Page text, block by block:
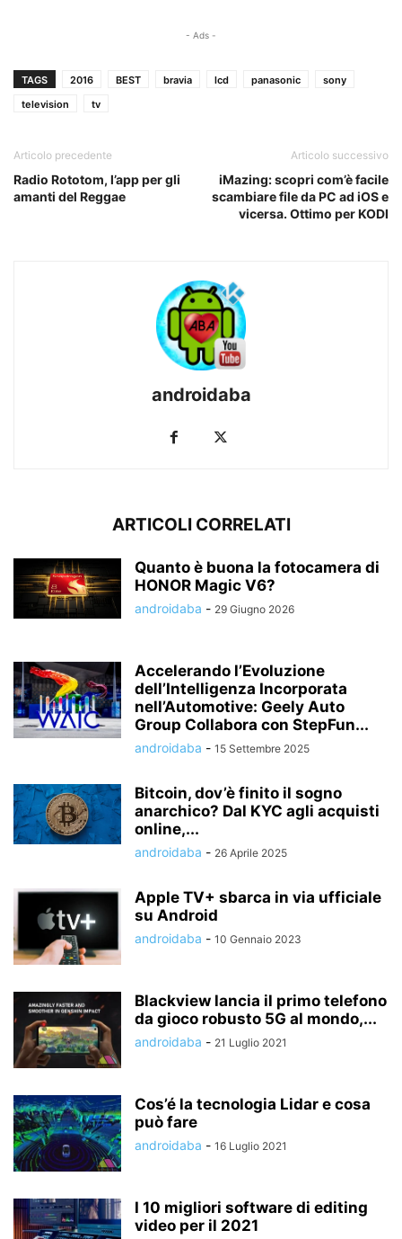
- Ads -
TAGS 2016 BEST bravia lcd panasonic
sony
television
tv
Articolo precedente
Radio Rototom, l’app per gli
amanti del Reggae
Articolo successivo
iMazing: scopri com’è facile
scambiare file da PC ad iOS e
vicersa. Ottimo per KODI
androidaba
ARTICOLI CORRELATI
Quanto è buona la fotocamera di
HONOR Magic V6?
androidaba - 29 Giugno 2026
Accelerando l’Evoluzione
dell’Intelligenza Incorporata
nell’Automotive: Geely Auto
Group Collabora con StepFun...
androidaba - 15 Settembre 2025
Bitcoin, dov’è finito il sogno
anarchico? Dal KYC agli acquisti
online,...
androidaba - 26 Aprile 2025
Apple TV+ sbarca in via ufficiale
su Android
androidaba - 10 Gennaio 2023
Blackview lancia il primo telefono
da gioco robusto 5G al mondo,...
androidaba - 21 Luglio 2021
Cos’é la tecnologia Lidar e cosa
può fare
androidaba - 16 Luglio 2021
I 10 migliori software di editing
video per il 2021